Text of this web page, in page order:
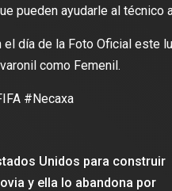
pueden ayudarle al técnico
día de la Foto Oficial este
como Femenil.
#Necaxa
Unidos para construir
y ella lo abandona por